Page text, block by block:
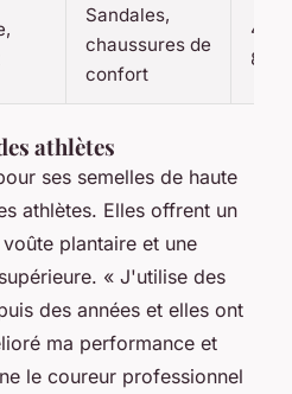
Sandales,
chaussures de
confort
40-
80€
athlètes
ses semelles de haute
athlètes. Elles offrent un
plantaire et une
« J'utilise des
des années et elles ont
ma performance et
le coureur professionnel